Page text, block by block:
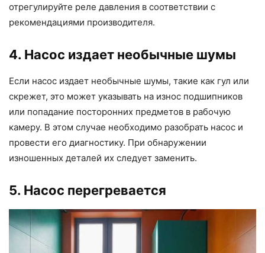
отрегулируйте реле давления в соответствии с
рекомендациями производителя.
4. Насос издает необычные шумы
Если насос издает необычные шумы, такие как гул или
скрежет, это может указывать на износ подшипников
или попадание посторонних предметов в рабочую
камеру. В этом случае необходимо разобрать насос и
провести его диагностику. При обнаружении
изношенных деталей их следует заменить.
5. Насос перегревается